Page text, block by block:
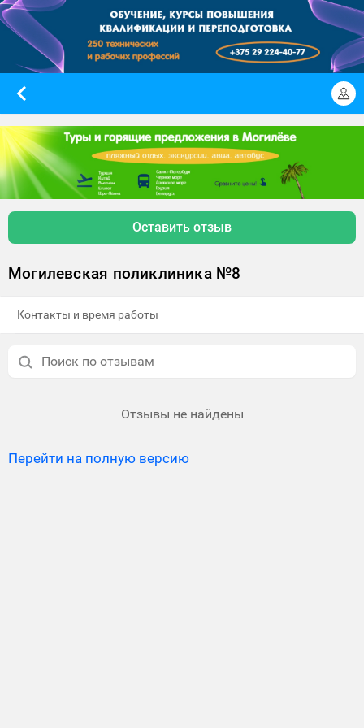
Оставить отзыв
Могилевская поликлиника №8
Контакты и время работы
Отзывы не найдены
Перейти на полную версию